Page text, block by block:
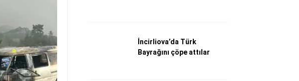
İletişim
Künye
İncirliova’da Türk
Bayrağını çöpe attılar